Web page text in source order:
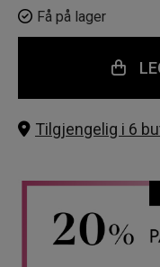
Få på lager
Tilgjengelig i 6